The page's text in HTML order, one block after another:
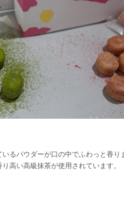
るパウダーが口の中でふわっと香り
高い高級抹茶が使用されています。